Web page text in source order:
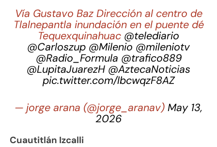
Vía Gustavo Baz Dirección al centro de
Tlalnepantla inundación en el puente dé
Tequexquinahuac @telediario
@Carloszup @Milenio @mileniotv
@Radio_Formula @trafico889
@LupitaJuarezH @AztecaNoticias
pic.twitter.com/lbcwqzF8AZ
— jorge arana (@jorge_aranav) May 13,
2026
Cuautitlán Izcalli